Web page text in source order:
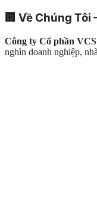
🏢 Về Chúng Tôi
Công ty Cổ phần
nghìn doanh nghiệp,